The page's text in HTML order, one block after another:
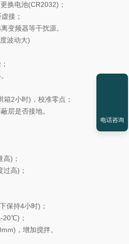
电池(CR2032)；
接；
频器等干扰源。
波动大)
2小时)，校准零点；
是否接地。
)；
高)；
持4小时)；
；
，增加搅拌。
电话咨询